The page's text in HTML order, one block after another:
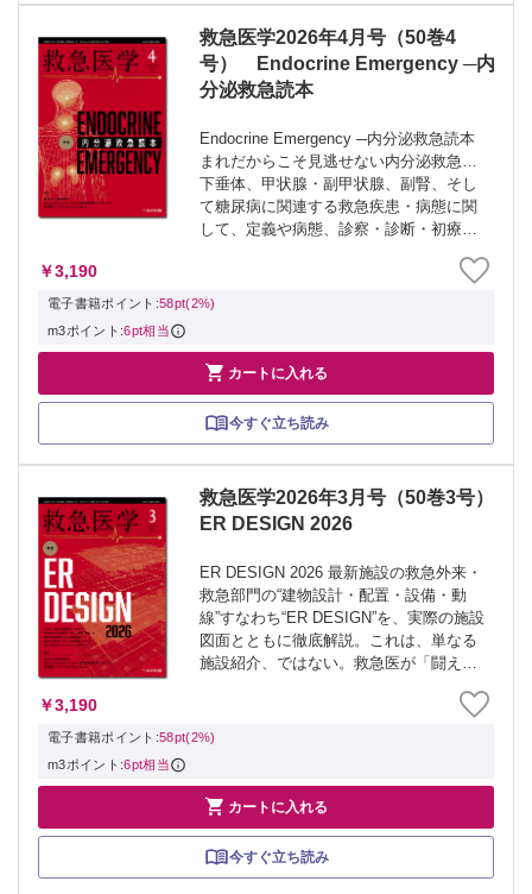
救急医学2026年4月号（50巻4
号） Endocrine Emergency ─内
分泌救急読本
Endocrine Emergency ─内分泌救急読本
まれだからこそ見逃せない内分泌救急…
下垂体、甲状腺・副甲状腺、副腎、そし
て糖尿病に関連する救急疾患・病態に関
して、定義や病態、診察・診断・初療の
スパートによる解説でこの１冊に。 ≫
「救急医学」最新号・バッ...
￥3,190
電子書籍ポイント:58pt(2%)
m3ポイント:6pt相当
 カートに入れる
今すぐ立ち読み
救急医学2026年3月号（50巻3号）
ER DESIGN 2026
ER DESIGN 2026 最新施設の救急外来・
救急部門の“建物設計・配置・設備・動
線”すなわち“ER DESIGN”を、実際の施設
図面とともに徹底解説。これは、単なる
施設紹介、ではない。救急医が「闘える
学」最新号・バックナンバーはこちら ≫
「救急医学」年間...
￥3,190
電子書籍ポイント:58pt(2%)
m3ポイント:6pt相当
 カートに入れる
今すぐ立ち読み